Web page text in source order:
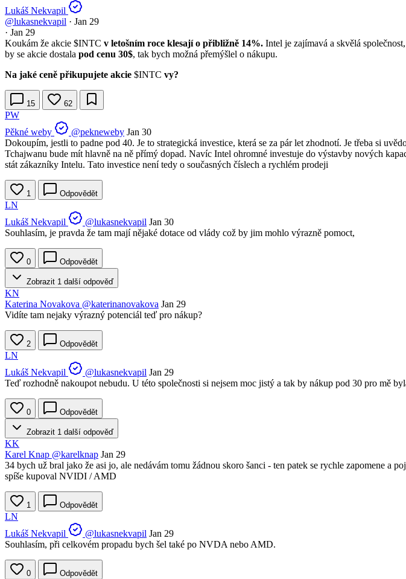
Lukáš Nekvapil
@lukasnekvapil · Jan 29
· Jan 29
Koukám že akcie $INTC v letošním roce klesají o přibližně 14%. Intel je zajímavá a skvělá
by se akcie dostala pod cenu 30$, tak bych možná přemýšlel o nákupu.
Na jaké ceně přikupujete akcie $INTC vy?
15 62
PW
Pěkné weby
@pekneweby Jan 30
Dokoupím, jestli to padne pod 40. Je to strategická investice, která se za pár let zhodnotí. Je třeba si
Tchajwanu bude mít hlavně na ně přímý dopad. Navíc Intel ohromné investuje do výstavby nových
stát zákazníky Intelu. Tato investice není tedy o současných číslech a rychlém prodeji
1 Odpovědět
LN
Lukáš Nekvapil
@lukasnekvapil Jan 30
Souhlasím, je pravda že tam mají nějaké dotace od vlády což by jim mohlo výrazně pomoct,
0 Odpovědět
Zobrazit 1 další odpověď
KN
Katerina Novakova @katerinanovakova Jan 29
Vidíte tam nejaky výrazný potenciál teď pro nákup?
2 Odpovědět
LN
Lukáš Nekvapil
@lukasnekvapil Jan 29
Teď rozhodně nakoupot nebudu. U této společnosti si nejsem moc jistý a tak by nákup pod 30 pro mě
0 Odpovědět
Zobrazit 1 další odpověď
KK
Karel Knap @karelknap Jan 29
34 bych už bral jako že asi jo, ale nedávám tomu žádnou skoro šanci - ten patek se rychle zapomene a
spíše kupoval NVIDI / AMD
1 Odpovědět
LN
Lukáš Nekvapil
@lukasnekvapil Jan 29
Souhlasím, při celkovém propadu bych šel také po NVDA nebo AMD.
0 Odpovědět